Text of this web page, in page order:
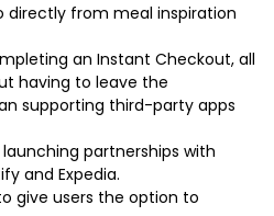
directly from meal inspiration
an Instant Checkout, all
having to leave the
supporting third-party apps
partnerships with
and Expedia.
give users the option to